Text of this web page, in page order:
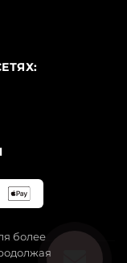
более